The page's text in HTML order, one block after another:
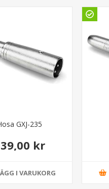
GXJ-235
kr
I VARUKORG